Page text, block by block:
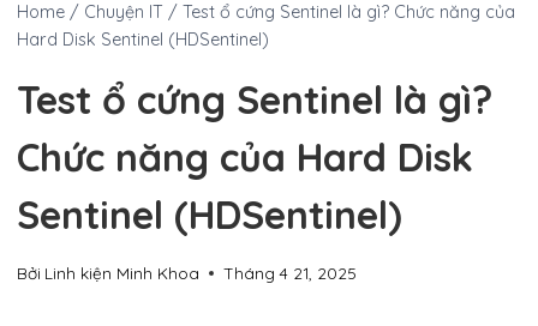
Home / Chuyện IT / Test ổ cứng Sentinel là gì? Chức năng của
Hard Disk Sentinel (HDSentinel)
Test ổ cứng Sentinel là gì?
Chức năng của Hard Disk
Sentinel (HDSentinel)
Bởi Linh kiện Minh Khoa Tháng 4 21, 2025